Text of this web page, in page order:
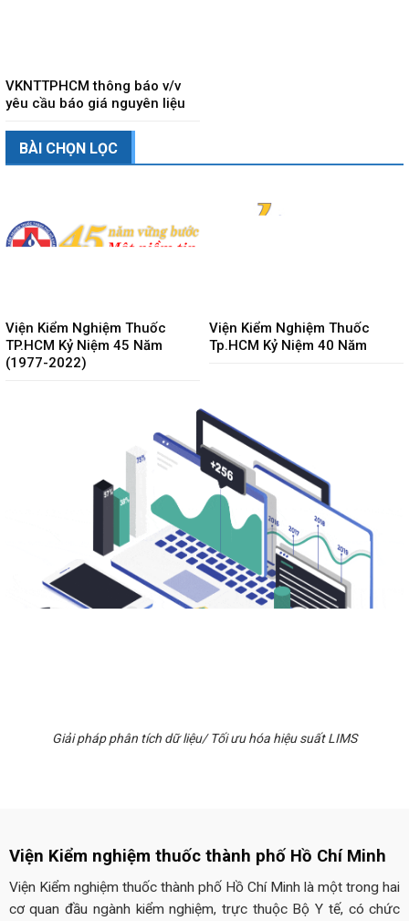
VKNTTPHCM thông báo v/v
yêu cầu báo giá nguyên liệu
BÀI CHỌN LỌC
Viện Kiểm Nghiệm Thuốc
TP.HCM Kỷ Niệm 45 Năm
(1977-2022)
Viện Kiểm Nghiệm Thuốc
Tp.HCM Kỷ Niệm 40 Năm
Giải pháp phân tích dữ liệu/ Tối ưu hóa hiệu suất LIMS
Viện Kiểm nghiệm thuốc thành phố Hồ Chí Minh
Viện Kiểm nghiệm thuốc thành phố Hồ Chí Minh là một trong hai
cơ quan đầu ngành kiểm nghiệm, trực thuộc Bộ Y tế, có chức